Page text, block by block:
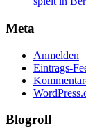
Meta
Anmelden
Eintrags-
Blogroll